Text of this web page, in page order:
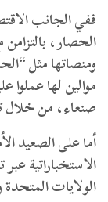
ففي الجانب
الحصار،
ومنصاتها مثل
موالين لها
صنعاء، من خلال
أما على الصعيد
الاستخباراتية
الولايات